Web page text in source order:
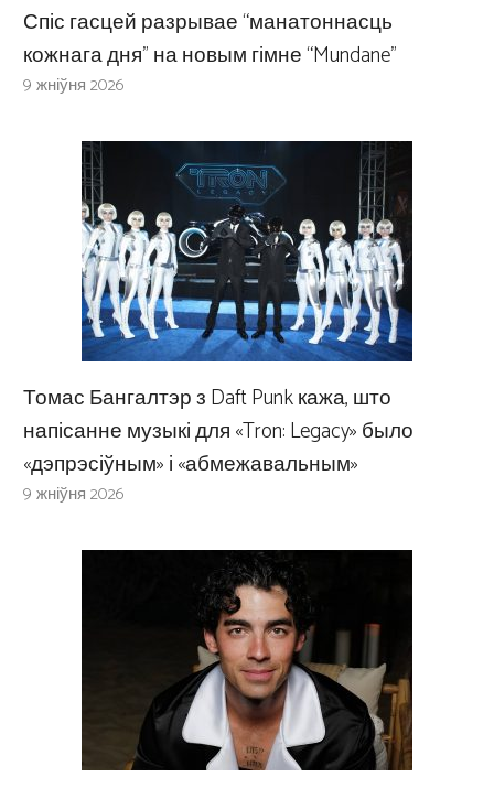
Спіс гасцей разрывае “манатоннасць
кожнага дня” на новым гімне “Mundane”
9 жніўня 2026
Томас Бангалтэр з Daft Punk кажа, што
напісанне музыкі для «Tron: Legacy» было
«дэпрэсіўным» і «абмежавальным»
9 жніўня 2026